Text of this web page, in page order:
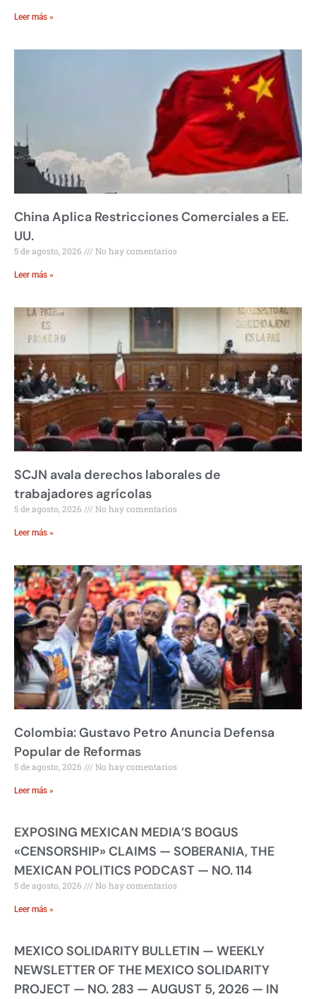
Leer más »
China Aplica Restricciones Comerciales a EE.
UU.
5 de agosto, 2026 No hay comentarios
Leer más »
SCJN avala derechos laborales de
trabajadores agrícolas
5 de agosto, 2026 No hay comentarios
Leer más »
Colombia: Gustavo Petro Anuncia Defensa
Popular de Reformas
5 de agosto, 2026 No hay comentarios
Leer más »
EXPOSING MEXICAN MEDIA’S BOGUS
«CENSORSHIP» CLAIMS — SOBERANIA, THE
MEXICAN POLITICS PODCAST — NO. 114
5 de agosto, 2026 No hay comentarios
Leer más »
MEXICO SOLIDARITY BULLETIN — WEEKLY
NEWSLETTER OF THE MEXICO SOLIDARITY
PROJECT — NO. 283 — AUGUST 5, 2026 — IN